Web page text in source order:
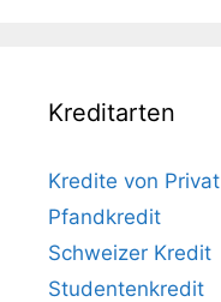
Kreditarten
Kredite von Privat
Pfandkredit
Schweizer Kredit
Studentenkredit